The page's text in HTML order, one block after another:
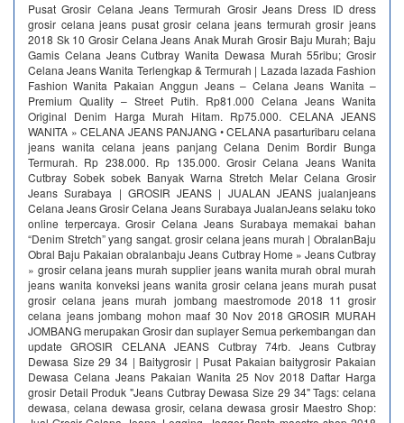
Pusat Grosir Celana Jeans Termurah Grosir Jeans Dress ID dress
grosir celana jeans pusat grosir celana jeans termurah grosir jeans
2018 Sk 10 Grosir Celana Jeans Anak Murah Grosir Baju Murah; Baju
Gamis Celana Jeans Cutbray Wanita Dewasa Murah 55ribu; Grosir
Celana Jeans Wanita Terlengkap & Termurah | Lazada lazada Fashion
Fashion Wanita Pakaian Anggun Jeans – Celana Jeans Wanita –
Premium Quality – Street Putih. Rp81.000 Celana Jeans Wanita
Original Denim Harga Murah Hitam. Rp75.000. CELANA JEANS
WANITA » CELANA JEANS PANJANG • CELANA pasarturibaru celana
jeans wanita celana jeans panjang Celana Denim Bordir Bunga
Termurah. Rp 238.000. Rp 135.000. Grosir Celana Jeans Wanita
Cutbray Sobek sobek Banyak Warna Stretch Melar Celana Grosir
Jeans Surabaya | GROSIR JEANS | JUALAN JEANS jualanjeans
Celana Jeans Grosir Celana Jeans Surabaya JualanJeans selaku toko
online terpercaya. Grosir Celana Jeans Surabaya memakai bahan
“Denim Stretch” yang sangat. grosir celana jeans murah | ObralanBaju
Obral Baju Pakaian obralanbaju Jeans Cutbray Home » Jeans Cutbray
» grosir celana jeans murah supplier jeans wanita murah obral murah
jeans wanita konveksi jeans wanita grosir celana jeans murah pusat
grosir celana jeans murah jombang maestromode 2018 11 grosir
celana jeans jombang mohon maaf 30 Nov 2018 GROSIR MURAH
JOMBANG merupakan Grosir dan suplayer Semua perkembangan dan
update GROSIR CELANA JEANS Cutbray 74rb. Jeans Cutbray
Dewasa Size 29 34 | Baitygrosir | Pusat Pakaian baitygrosir Pakaian
Dewasa Celana Jeans Pakaian Wanita 25 Nov 2018 Daftar Harga
grosir Detail Produk "Jeans Cutbray Dewasa Size 29 34" Tags: celana
dewasa, celana dewasa grosir, celana dewasa grosir Maestro Shop: